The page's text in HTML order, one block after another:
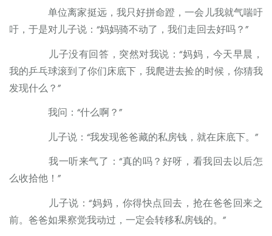
单位离家挺远，我只好拼命蹬，一会儿我就气喘吁
吁，于是对儿子说：“妈妈骑不动了，我们走回去好吗？”
儿子没有回答，突然对我说：“妈妈，今天早晨，
我的乒乓球滚到了你们床底下，我爬进去捡的时候，你猜我
发现什么？”
我问：“什么啊？”
儿子说：“我发现爸爸藏的私房钱，就在床底下。”
我一听来气了：“真的吗？好呀，看我回去以后怎
么收拾他！”
儿子说：“妈妈，你得快点回去，抢在爸爸回来之
前。爸爸如果察觉我动过，一定会转移私房钱的。”